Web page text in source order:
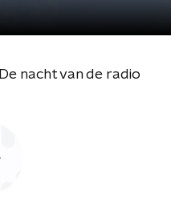
De nacht van de radio